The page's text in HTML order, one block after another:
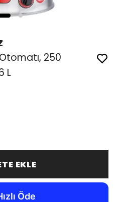
250
L
EKLE